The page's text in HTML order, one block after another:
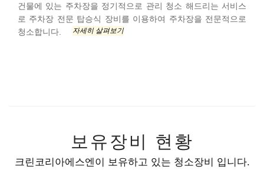
건물에 있는 주차장을 정기적으로 관리 청소 해드리는 서비스
로 주차장 전문 탑승식 장비를 이용하여 주차장을 전문적으로
청소합니다.
자세히 살펴보기
보유장비 현황
크린코리아에스엔이 보유하고 있는 청소장비 입니다.